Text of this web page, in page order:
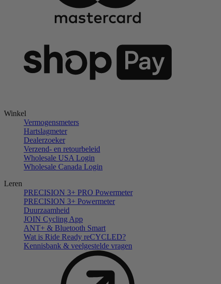
Winkel
Vermogensmeters
Hartslagmeter
Dealerzoeker
Verzend- en retourbeleid
Wholesale USA Login
Wholesale Canada Login
Leren
PRECISION 3+ PRO Powermeter
PRECISION 3+ Powermeter
Duurzaamheid
JOIN Cycling App
ANT+ & Bluetooth Smart
Wat is Ride Ready reCYCLED?
Kennisbank & veelgestelde vragen